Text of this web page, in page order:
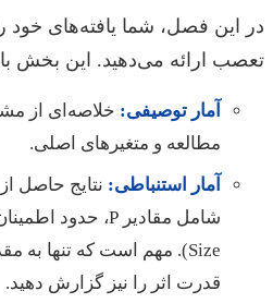
در این فصل، شما یافته‌های
تعصب ارائه می‌دهید. این بخش
آمار توصیفی: خلاصه‌ای از
مطالعه و متغیرهای اصلی.
آمار استنباطی: نتایج حاصل
قدرت اثر را نیز گزارش دهید.